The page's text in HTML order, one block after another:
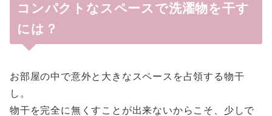
コンパクトなスペースで洗濯物を干す
には？
お部屋の中で意外と大きなスペースを占領する物干
し。
物干を完全に無くすことが出来ないからこそ、少しで